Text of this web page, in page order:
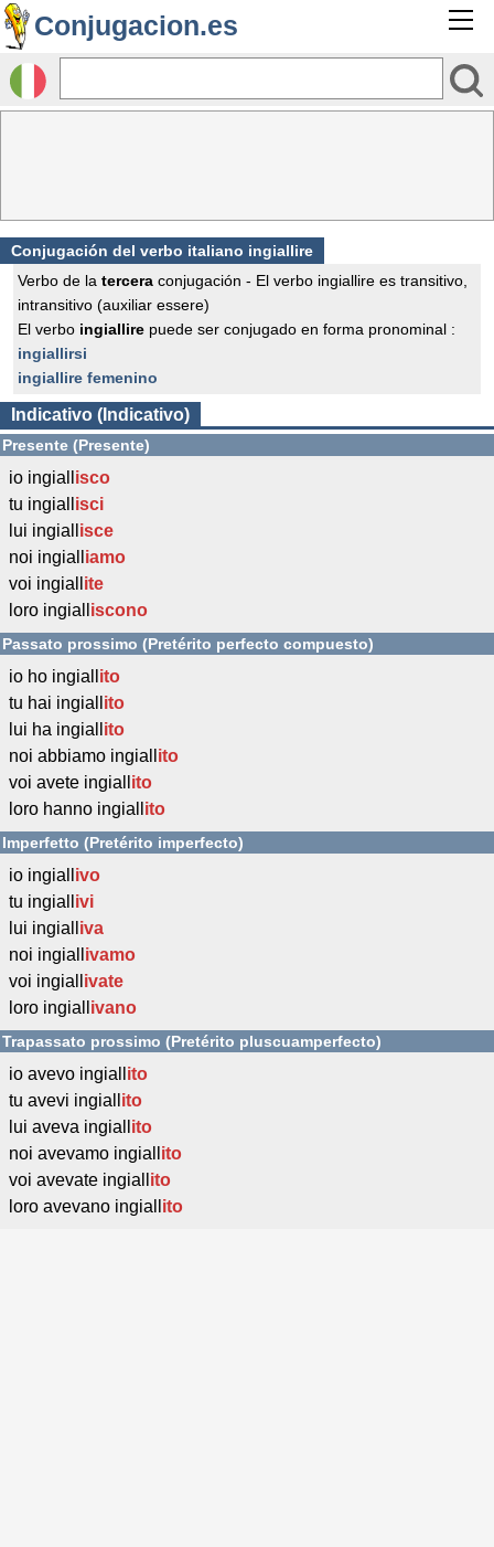
Conjugacion.es
Conjugación del verbo italiano ingiallire
Verbo de la tercera conjugación - El verbo ingiallire es transitivo,
intransitivo (auxiliar essere)
El verbo ingiallire puede ser conjugado en forma pronominal :
ingiallirsi
ingiallire femenino
Indicativo (Indicativo)
Presente (Presente)
io ingiall isco
tu ingiall isci
lui ingiall isce
noi ingiall iamo
voi ingiall ite
loro ingiall iscono
Passato prossimo (Pretérito perfecto compuesto)
io ho ingiall ito
tu hai ingiall ito
lui ha ingiall ito
noi abbiamo ingiall ito
voi avete ingiall ito
loro hanno ingiall ito
Imperfetto (Pretérito imperfecto)
io ingiall ivo
tu ingiall ivi
lui ingiall iva
noi ingiall ivamo
voi ingiall ivate
loro ingiall ivano
Trapassato prossimo (Pretérito pluscuamperfecto)
io avevo ingiall ito
tu avevi ingiall ito
lui aveva ingiall ito
noi avevamo ingiall ito
voi avevate ingiall ito
loro avevano ingiall ito